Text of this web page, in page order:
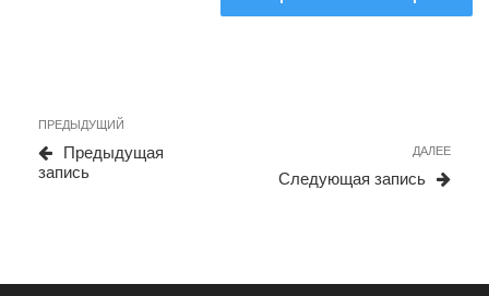
записям
Предыдущая
запись
ПРЕДЫДУЩИЙ
Предыдущая
запись
ДАЛЕЕ
Следующая запись